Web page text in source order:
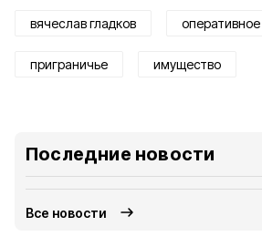
вячеслав гладков
приграничье имущество
Последние новости
Все новости